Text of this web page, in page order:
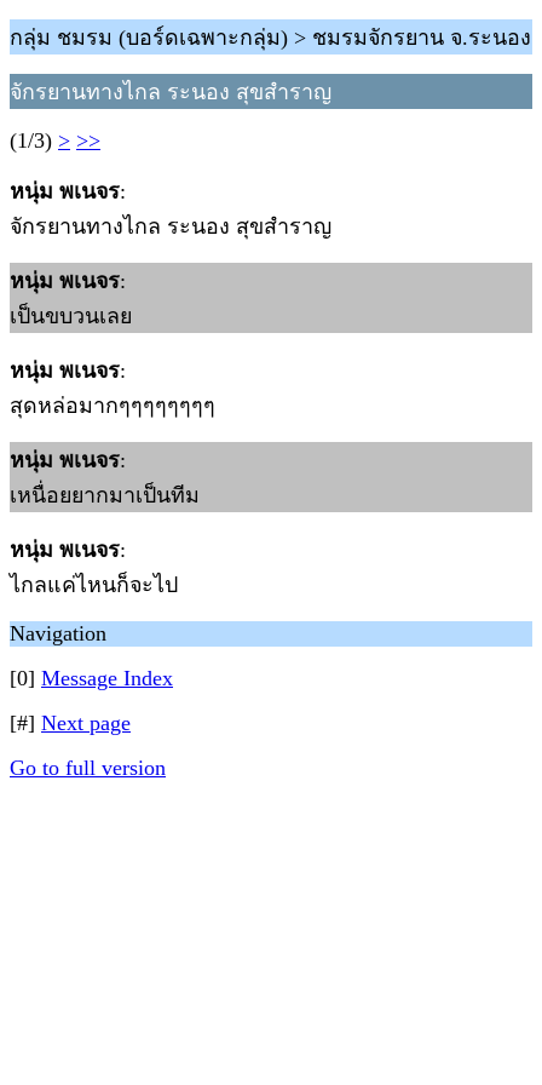
กลุ่ม ชมรม (บอร์ดเฉพาะกลุ่ม) > ชมรมจักรยาน จ.ระนอง
จักรยานทางไกล ระนอง สุขสำราญ
(1/3) > >>
หนุ่ม พเนจร:
จักรยานทางไกล ระนอง สุขสำราญ
หนุ่ม พเนจร:
เป็นขบวนเลย
หนุ่ม พเนจร:
สุดหล่อมากๆๆๆๆๆๆๆๆ
หนุ่ม พเนจร:
เหนื่อยยากมาเป็นทีม
หนุ่ม พเนจร:
ไกลแค่ไหนก็จะไป
Navigation
[0] Message Index
[#] Next page
Go to full version